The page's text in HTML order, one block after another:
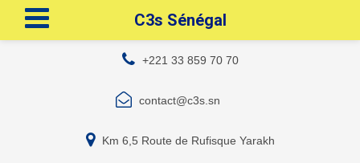
+221 33 859 70 70
contact@c3s.sn
Km 6,5 Route de Rufisque Yarakh
C3s Sénégal